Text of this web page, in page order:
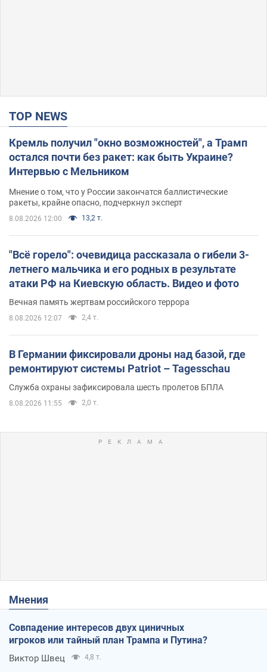
TOP NEWS
Кремль получил "окно возможностей", а Трамп
остался почти без ракет: как быть Украине?
Интервью с Мельником
Мнение о том, что у России закончатся баллистические
ракеты, крайне опасно, подчеркнул эксперт
8.08.2026 12:00 13,2 т.
"Всё горело": очевидица рассказала о гибели 3-
летнего мальчика и его родных в результате
атаки РФ на Киевскую область. Видео и фото
Вечная память жертвам российского террора
8.08.2026 12:07 2,4 т.
В Германии фиксировали дроны над базой, где
ремонтируют системы Patriot – Tagesschau
Служба охраны зафиксировала шесть пролетов БПЛА
8.08.2026 11:55 2,0 т.
Мнения
Совпадение интересов двух циничных
игроков или тайный план Трампа и Путина?
Виктор Швец 4,8 т.